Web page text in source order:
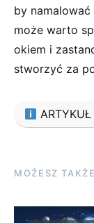
by
może ‍warto​
okiem​ i
stworzyć za
ARTYKUŁ
MOŻESZ